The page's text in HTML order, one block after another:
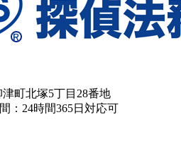
町北塚5丁目28番地
：24時間365日対応可